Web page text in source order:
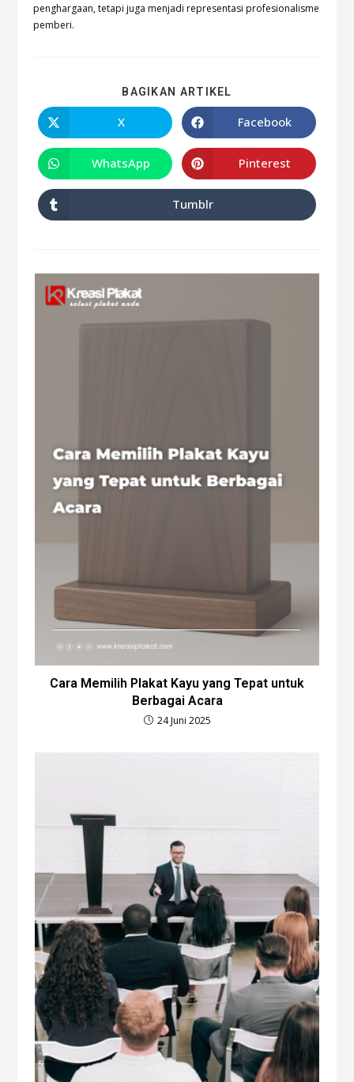
penghargaan, tetapi juga menjadi representasi profesionalisme
pemberi.
BAGIKAN ARTIKEL
X Facebook
WhatsApp Pinterest
Tumblr
Cara Memilih Plakat Kayu yang Tepat untuk
Berbagai Acara
24 Juni 2025